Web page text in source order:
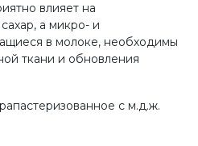
влияет на
а микро- и
в молоке, необходимы
ткани и обновления